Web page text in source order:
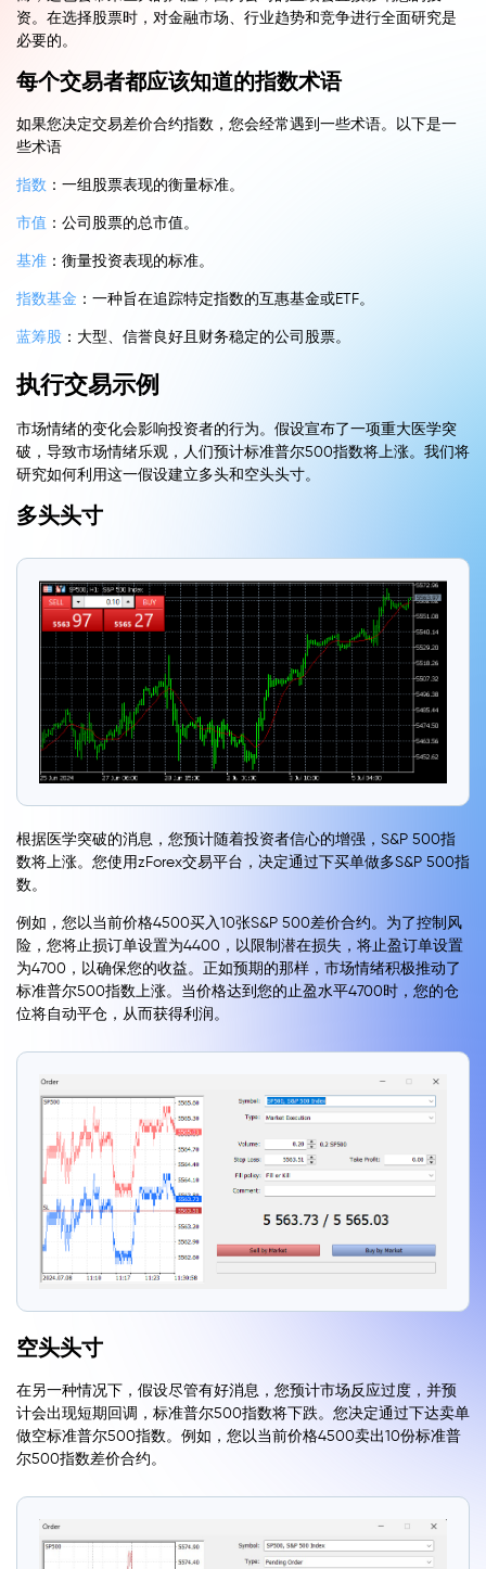
资。在选择股票时，对金融市场、行业趋势和竞争进行全面研究是
必要的。
每个交易者都应该知道的指数术语
如果您决定交易差价合约指数，您会经常遇到一些术语。以下是一
些术语
指数 ：一组股票表现的衡量标准。
市值 ：公司股票的总市值。
基准 ：衡量投资表现的标准。
指数基金 ：一种旨在追踪特定指数的互惠基金或ETF。
蓝筹股 ：大型、信誉良好且财务稳定的公司股票。
执行交易示例
市场情绪的变化会影响投资者的行为。假设宣布了一项重大医学突
破，导致市场情绪乐观，人们预计标准普尔500指数将上涨。我们将
研究如何利用这一假设建立多头和空头头寸。
多头头寸
根据医学突破的消息，您预计随着投资者信心的增强，S&P 500指
数将上涨。您使用zForex交易平台，决定通过下买单做多S&P 500指
数。
例如，您以当前价格4500买入10张S&P 500差价合约。为了控制风
险，您将止损订单设置为4400，以限制潜在损失，将止盈订单设置
为4700，以确保您的收益。正如预期的那样，市场情绪积极推动了
标准普尔500指数上涨。当价格达到您的止盈水平4700时，您的仓
位将自动平仓，从而获得利润。
空头头寸
在另一种情况下，假设尽管有好消息，您预计市场反应过度，并预
计会出现短期回调，标准普尔500指数将下跌。您决定通过下达卖单
做空标准普尔500指数。例如，您以当前价格4500卖出10份标准普
尔500指数差价合约。